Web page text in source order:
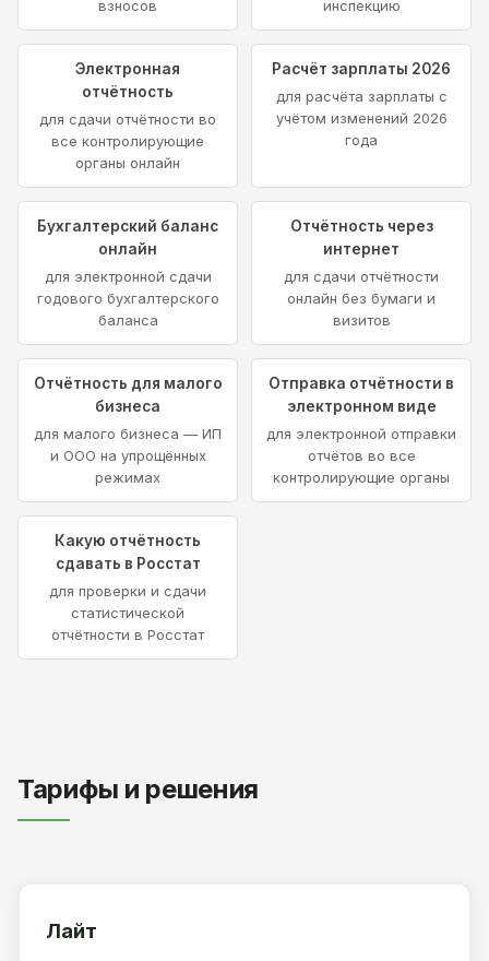
взносов инспекцию
Электронная
отчётность
для сдачи отчётности во
все контролирующие
органы онлайн
Расчёт зарплаты 2026
для расчёта зарплаты с
учётом изменений 2026
года
Бухгалтерский баланс
онлайн
для электронной сдачи
годового бухгалтерского
баланса
Отчётность через
интернет
для сдачи отчётности
онлайн без бумаги и
визитов
Отчётность для малого
бизнеса
для малого бизнеса — ИП
и ООО на упрощённых
режимах
Отправка отчётности в
электронном виде
для электронной отправки
отчётов во все
контролирующие органы
Какую отчётность
сдавать в Росстат
для проверки и сдачи
статистической
отчётности в Росстат
Тарифы и решения
Лайт